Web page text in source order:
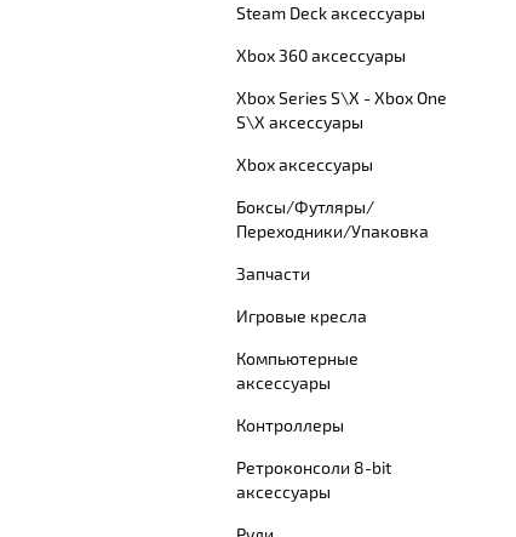
Steam Deck аксессуары
Xbox 360 аксессуары
Xbox Series S\X - Xbox One
S\X аксессуары
Xbox аксессуары
Боксы/Футляры/
Переходники/Упаковка
Запчасти
Игровые кресла
Компьютерные
аксессуары
Контроллеры
Ретроконсоли 8-bit
аксессуары